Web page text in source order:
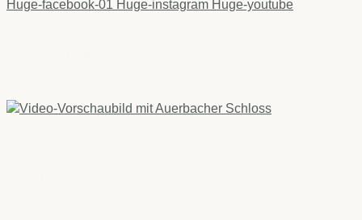
Huge-facebook-01 Huge-instagram Huge-youtube